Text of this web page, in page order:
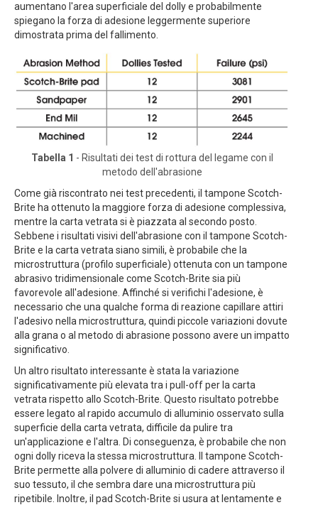
aumentano l'area superficiale del dolly e probabilmente
spiegano la forza di adesione leggermente superiore
dimostrata prima del fallimento.
Tabella 1 - Risultati dei test di rottura del legame con il
metodo dell'abrasione
Come già riscontrato nei test precedenti, il tampone Scotch-
Brite ha ottenuto la maggiore forza di adesione complessiva,
mentre la carta vetrata si è piazzata al secondo posto.
Sebbene i risultati visivi dell'abrasione con il tampone Scotch-
Brite e la carta vetrata siano simili, è probabile che la
microstruttura (profilo superficiale) ottenuta con un tampone
abrasivo tridimensionale come Scotch-Brite sia più
favorevole all'adesione. Affinché si verifichi l'adesione, è
necessario che una qualche forma di reazione capillare attiri
l'adesivo nella microstruttura, quindi piccole variazioni dovute
alla grana o al metodo di abrasione possono avere un impatto
significativo.
Un altro risultato interessante è stata la variazione
significativamente più elevata tra i pull-off per la carta
vetrata rispetto allo Scotch-Brite. Questo risultato potrebbe
essere legato al rapido accumulo di alluminio osservato sulla
superficie della carta vetrata, difficile da pulire tra
un'applicazione e l'altra. Di conseguenza, è probabile che non
ogni dolly riceva la stessa microstruttura. Il tampone Scotch-
Brite permette alla polvere di alluminio di cadere attraverso il
suo tessuto, il che sembra dare una microstruttura più
ripetibile. Inoltre, il pad Scotch-Brite si usura at lentamente e